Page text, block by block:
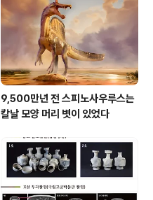
9,500만년 전 스피노사우루스는
칼날 모양 머리 볏이 있었다